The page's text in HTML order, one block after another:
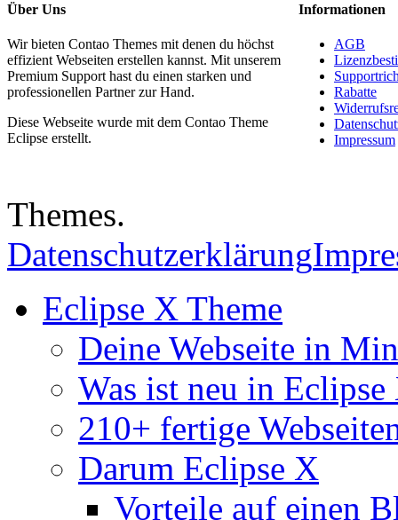
Über Uns
Wir bieten Contao Themes mit denen du höchst
effizient Webseiten erstellen kannst. Mit unserem
Premium Support hast du einen starken und
professionellen Partner zur Hand.
Diese Webseite wurde mit dem Contao Theme
Eclipse erstellt.
Informationen
AGB
Rabatte
Impressum
Themes.
Datenschutzerklärung
Eclipse X Theme
Deine Webseite in
Was ist neu in Eclipse
210+ fertige
Darum Eclipse X
Vorteile auf einen